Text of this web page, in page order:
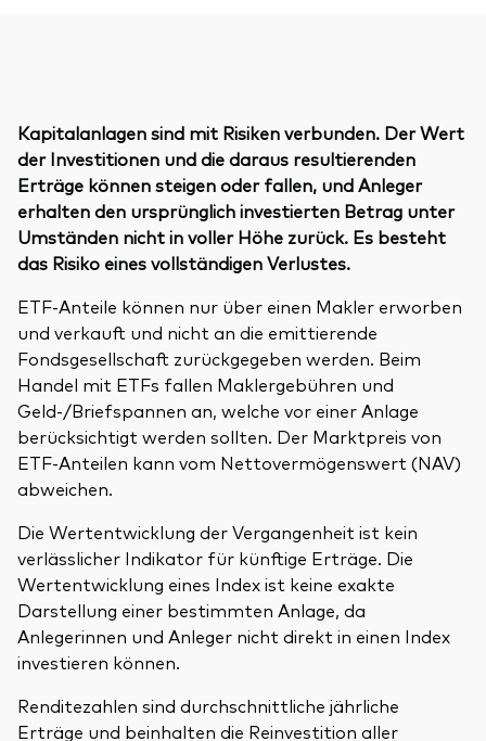
Kapitalanlagen sind mit Risiken verbunden. Der Wert
der Investitionen und die daraus resultierenden
Erträge können steigen oder fallen, und Anleger
erhalten den ursprünglich investierten Betrag unter
Umständen nicht in voller Höhe zurück. Es besteht
das Risiko eines vollständigen Verlustes.
ETF-Anteile können nur über einen Makler erworben
und verkauft und nicht an die emittierende
Fondsgesellschaft zurückgegeben werden. Beim
Handel mit ETFs fallen Maklergebühren und
Geld-/Briefspannen an, welche vor einer Anlage
berücksichtigt werden sollten. Der Marktpreis von
ETF-Anteilen kann vom Nettovermögenswert (NAV)
abweichen.
Die Wertentwicklung der Vergangenheit ist kein
verlässlicher Indikator für künftige Erträge. Die
Wertentwicklung eines Index ist keine exakte
Darstellung einer bestimmten Anlage, da
Anlegerinnen und Anleger nicht direkt in einen Index
investieren können.
Renditezahlen sind durchschnittliche jährliche
Erträge und beinhalten die Reinvestition aller